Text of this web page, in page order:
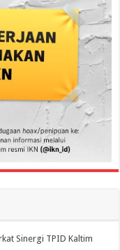
Sinergi TPID Kaltim